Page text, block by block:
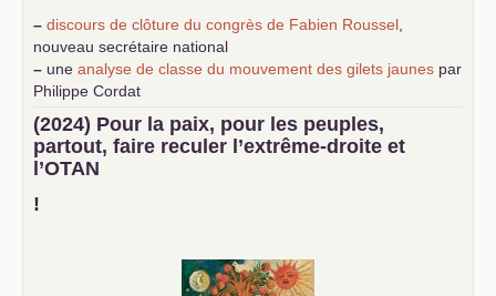
– discours de clôture du congrès de Fabien Roussel,
nouveau secrétaire national
– une analyse de classe du mouvement des gilets jaunes par
Philippe Cordat
–un texte de Jean-Claude Delaunay
le marxisme est la
science sociale de notre temps
–un appel proposé aux partis communistes et ouvrier
d’Europe
–
(2024) Pour la paix, pour les peuples,
partout, faire reculer l’extrême-droite et
l’OTAN
!